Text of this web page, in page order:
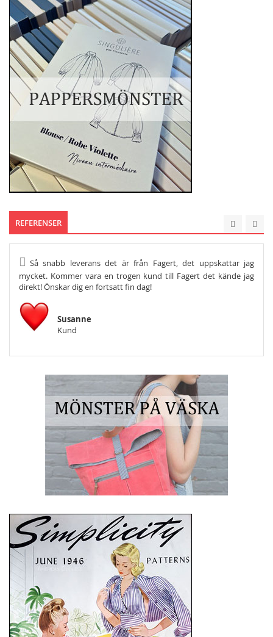
REFERENSER
Så snabb leverans det är från Fagert, det uppskattar jag
mycket. Kommer vara en trogen kund till Fagert det kände jag
direkt! Önskar dig en fortsatt fin dag!
Susanne
Kund